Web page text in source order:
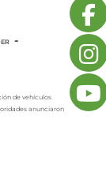
de vehículos
anunciaron